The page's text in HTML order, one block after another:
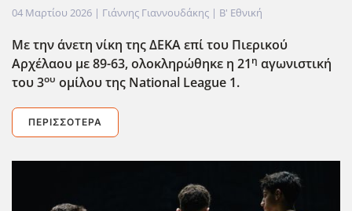
04 Μαρτίου 2026 | Γιάννης Γιαννουδάκης | Β' Εθνική
Με την άνετη νίκη της ΔΕΚΑ επί του Πιερικού
Αρχέλαου με 89-63, ολοκληρώθηκε η 21η αγωνιστική
του 3ου ομίλου της National League 1.
ΠΕΡΙΣΣΌΤΕΡΑ